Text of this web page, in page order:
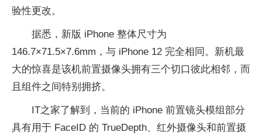
验性更改。
据悉，新版 iPhone 整体尺寸为
146.7×71.5×7.6mm，与 iPhone 12 完全相同。新机最
大的惊喜是该机前置摄像头拥有三个切口彼此相邻，而
且组件之间特别拥挤。
IT之家了解到，当前的 iPhone 前置镜头模组部分
具有用于 FaceID 的 TrueDepth、红外摄像头和前置摄